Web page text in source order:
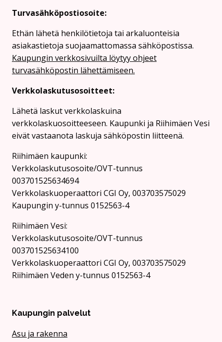
Turvasähköpostiosoite:
Ethän lähetä henkilötietoja tai arkaluonteisia
asiakastietoja suojaamattomassa sähköpostissa.
Kaupungin verkkosivuilta löytyy ohjeet
turvasähköpostin lähettämiseen.
Verkkolaskutusosoitteet:
Lähetä laskut verkkolaskuina
verkkolaskuosoitteeseen. Kaupunki ja Riihimäen Vesi
eivät vastaanota laskuja sähköpostin liitteenä.
Riihimäen kaupunki:
Verkkolaskutusosoite/OVT-tunnus
003701525634694
Verkkolaskuoperaattori CGI Oy, 003703575029
Kaupungin y-tunnus 0152563-4
Rii­hi­mäen Vesi:
Verkkolaskutusosoite/OVT-tunnus
003701525634100
Verkkolaskuoperaattori CGI Oy, 003703575029
Riihimäen Veden y-tunnus 0152563-4
Kaupungin palvelut
Asu ja rakenna